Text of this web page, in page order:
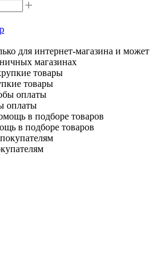
для интернет-магазина и может
магазинах
товары
оплаты
в подборе товаров